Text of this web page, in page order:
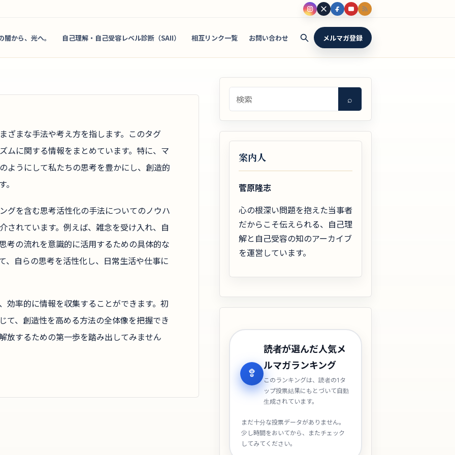
闇から、光へ。 自己理解・自己受容レベル診断（SAII） 相互リンク一覧 お問い合わせ メルマガ登録
ざまな手法や考え方を指します。このタグ
ムに関する情報をまとめています。特に、マ
ようにして私たちの思考を豊かにし、創造的
グを含む思考活性化の手法についてのノウハ
されています。例えば、雑念を受け入れ、自
考の流れを意識的に活用するための具体的な
、自らの思考を活性化し、日常生活や仕事に
効率的に情報を収集することができます。初
て、創造性を高める方法の全体像を把握でき
放するための第一歩を踏み出してみません
検索 ⌕
案内人
菅原隆志
心の根深い問題を抱えた当事者
だからこそ伝えられる、自己理
解と自己受容の知のアーカイブ
を運営しています。
読者が選んだ人気メ
ルマガランキング
このランキングは、読者の1タ
ップ投票結果にもとづいて自動
生成されています。
まだ十分な投票データがありません。
少し時間をおいてから、またチェック
してみてください。